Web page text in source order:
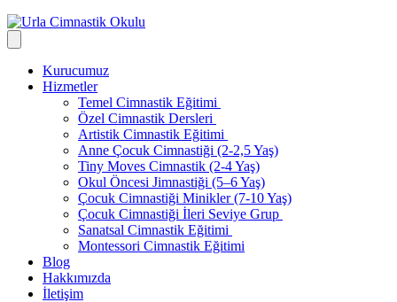
Kurucumuz
Hizmetler
Temel Cimnastik Eğitimi
Özel Cimnastik Dersleri
Artistik Cimnastik Eğitimi
Anne Çocuk Cimnastiği (2-2,5 Yaş)
Tiny Moves Cimnastik (2-4 Yaş)
Okul Öncesi Jimnastiği (5–6 Yaş)
Çocuk Cimnastiği Minikler (7-10 Yaş)
Çocuk Cimnastiği İleri Seviye Grup
Sanatsal Cimnastik Eğitimi
Montessori Cimnastik Eğitimi
Blog
Hakkımızda
İletişim